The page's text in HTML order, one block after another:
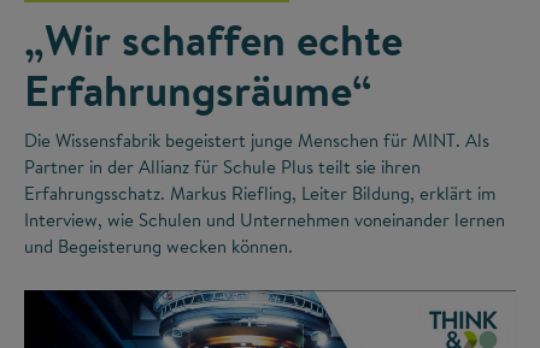
„Wir schaffen echte
Erfahrungsräume“
Die Wissensfabrik begeistert junge Menschen für MINT. Als
Partner in der Allianz für Schule Plus teilt sie ihren
Erfahrungsschatz. Markus Riefling, Leiter Bildung, erklärt im
Interview, wie Schulen und Unternehmen voneinander lernen
und Begeisterung wecken können.